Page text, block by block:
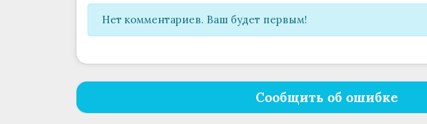
Нет комментариев. Ваш будет первым!
Сообщить об ошибке